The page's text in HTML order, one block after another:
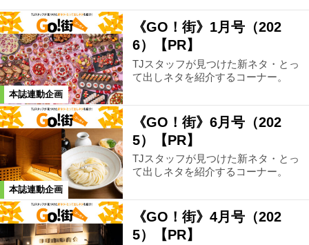
本誌連動企画
《GO！街》1月号（202
6）【PR】
TJスタッフが見つけた新ネタ・とっ
て出しネタを紹介するコーナー。
本誌連動企画
《GO！街》6月号（202
5）【PR】
TJスタッフが見つけた新ネタ・とっ
て出しネタを紹介するコーナー。
《GO！街》4月号（202
5）【PR】